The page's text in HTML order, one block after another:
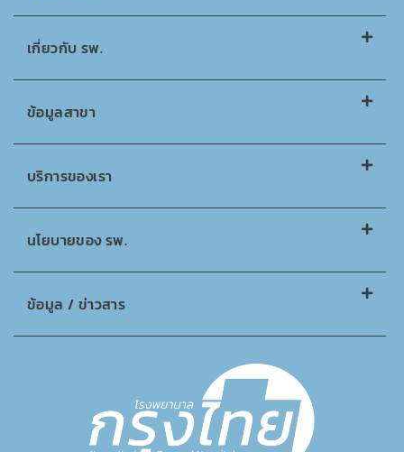
เกี่ยวกับ รพ.
ข้อมูลสาขา
บริการของเรา
นโยบายของ รพ.
ข้อมูล / ข่าวสาร